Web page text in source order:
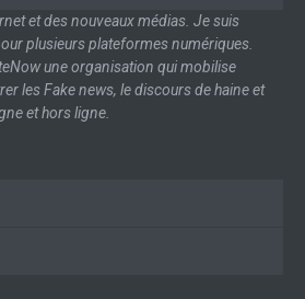
et des nouveaux médias. Je suis
plusieurs plateformes numériques.
une organisation qui mobilise
les Fake news, le discours de haine et
et hors ligne.